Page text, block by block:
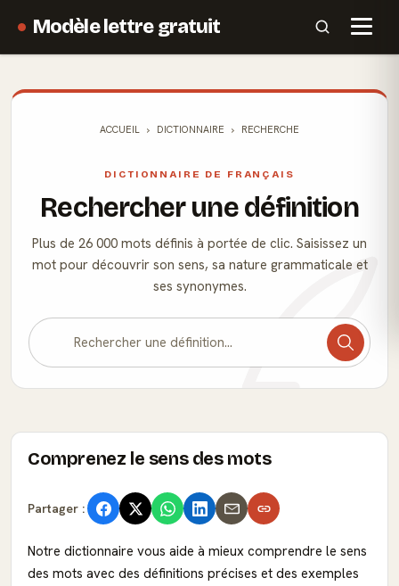
Modèle lettre gratuit
ACCUEIL DICTIONNAIRE RECHERCHE
DICTIONNAIRE DE FRANÇAIS
Rechercher une définition
Plus de 26 000 mots définis à portée de clic. Saisissez un
mot pour découvrir son sens, sa nature grammaticale et
ses synonymes.
Comprenez le sens des mots
Partager :
Notre dictionnaire vous aide à mieux comprendre le sens
des mots avec des définitions précises et des exemples